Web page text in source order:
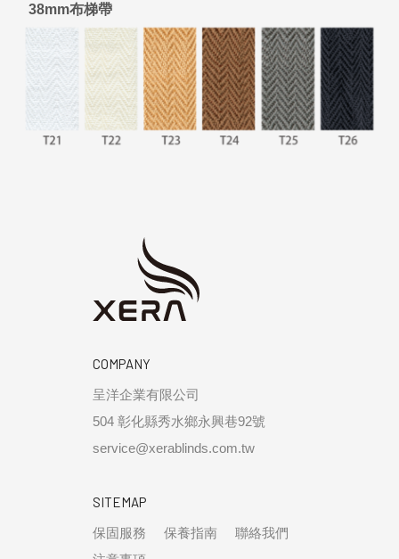
38mm布梯帶
COMPANY
呈洋企業有限公司
504 彰化縣秀水鄉永興巷92號
service@xerablinds.com.tw
SITEMAP
保固服務 保養指南
聯絡我們